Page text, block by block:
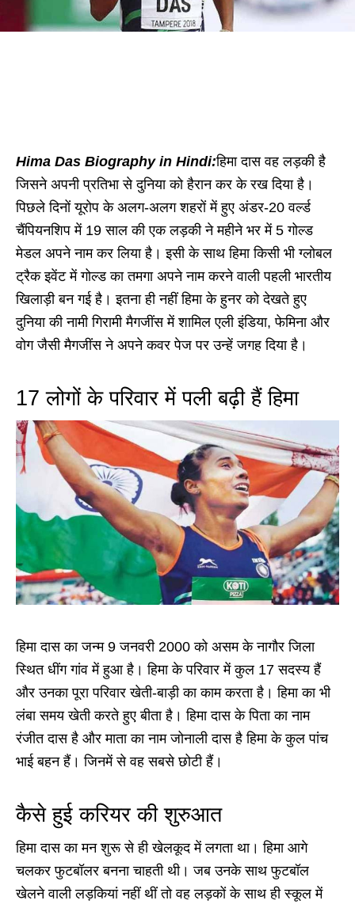
Hima Das Biography in Hindi:हिमा दास वह लड़की है
जिसने अपनी प्रतिभा से दुनिया को हैरान कर के रख दिया है।
पिछले दिनों यूरोप के अलग-अलग शहरों में हुए अंडर-20 वर्ल्ड
चैंपियनशिप में 19 साल की एक लड़की ने महीने भर में 5 गोल्ड
मेडल अपने नाम कर लिया है। इसी के साथ हिमा किसी भी ग्लोबल
ट्रैक इवेंट में गोल्ड का तमगा अपने नाम करने वाली पहली भारतीय
खिलाड़ी बन गई है। इतना ही नहीं हिमा के हुनर को देखते हुए
दुनिया की नामी गिरामी मैगजींस में शामिल एली इंडिया, फेमिना और
वोग जैसी मैगजींस ने अपने कवर पेज पर उन्हें जगह दिया है।
17 लोगों के परिवार में पली बढ़ी हैं हिमा
हिमा दास का जन्म 9 जनवरी 2000 को असम के नागौर जिला
स्थित धींग गांव में हुआ है। हिमा के परिवार में कुल 17 सदस्य हैं
और उनका पूरा परिवार खेती-बाड़ी का काम करता है। हिमा का भी
लंबा समय खेती करते हुए बीता है। हिमा दास के पिता का नाम
रंजीत दास है और माता का नाम जोनाली दास है हिमा के कुल पांच
भाई बहन हैं। जिनमें से वह सबसे छोटी हैं।
कैसे हुई करियर की शुरुआत
हिमा दास का मन शुरू से ही खेलकूद में लगता था। हिमा आगे
चलकर फुटबॉलर बनना चाहती थी। जब उनके साथ फुटबॉल
खेलने वाली लड़कियां नहीं थीं तो वह लड़कों के साथ ही स्कूल में